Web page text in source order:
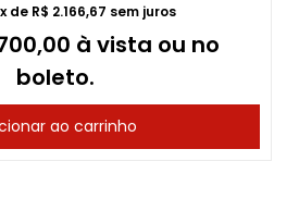
de R$ 2.166,67 sem juros
à vista ou no
boleto.
ao carrinho